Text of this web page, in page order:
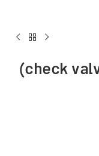
چک ولو دوزینگ پمپ (check valve)